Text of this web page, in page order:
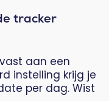
tracker
aan een
instelling krijg je
per dag. Wist